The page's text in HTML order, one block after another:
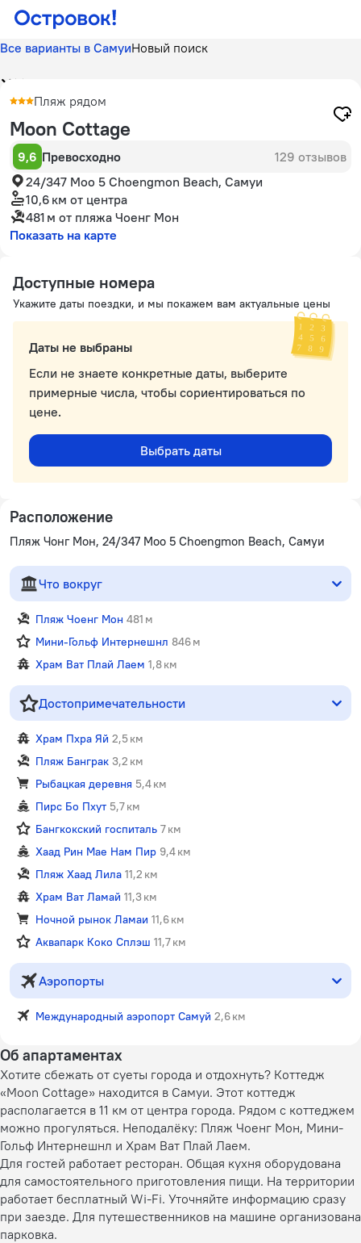
Все варианты в СамуиНовый поиск
Пляж рядом
Moon Cottage
9,6 Превосходно
129 отзывов
24/347 Moo 5 Choengmon Beach, Самуи
10,6 км от центра
481 м от пляжа Чоенг Мон
Показать на карте
Доступные номера
Укажите даты поездки, и мы покажем вам актуальные цены
Даты не выбраны
Если не знаете конкретные даты, выберите
примерные числа, чтобы сориентироваться по
цене.
Выбрать даты
Расположение
Пляж Чонг Мон, 24/347 Moo 5 Choengmon Beach, Самуи
Что вокруг
Пляж Чоенг Мон 481 м
Мини-Гольф Интернешнл 846 м
Храм Ват Плай Лаем 1,8 км
Достопримечательности
Храм Пхра Яй 2,5 км
Пляж Банграк 3,2 км
Рыбацкая деревня 5,4 км
Пирс Бо Пхут 5,7 км
Бангкокский госпиталь 7 км
Хаад Рин Мае Нам Пир 9,4 км
Пляж Хаад Лила 11,2 км
Храм Ват Ламай 11,3 км
Ночной рынок Ламаи 11,6 км
Аквапарк Коко Сплэш 11,7 км
Аэропорты
Международный аэропорт Самуй 2,6 км
Об апартаментах
Хотите сбежать от суеты города и отдохнуть? Коттедж
«Moon Cottage» находится в Самуи. Этот коттедж
располагается в 11 км от центра города. Рядом с коттеджем
можно прогуляться. Неподалёку: Пляж Чоенг Мон, Мини-
Гольф Интернешнл и Храм Ват Плай Лаем.
Для гостей работает ресторан. Общая кухня оборудована
для самостоятельного приготовления пищи. На территории
работает бесплатный Wi-Fi. Уточняйте информацию сразу
при заезде. Для путешественников на машине организована
парковка.